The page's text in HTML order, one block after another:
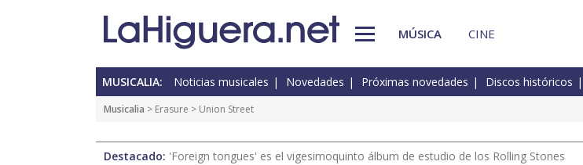
MÚSICA CINE
MUSICALIA: Noticias musicales Novedades Próximas novedades Discos históricos
Musicalia > Erasure > Union Street
Destacado: 'Foreign tongues' es el vigesimoquinto álbum de estudio de los Rolling Stones